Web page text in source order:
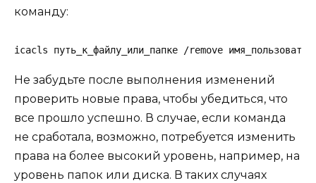
команду:
icacls путь_к_файлу_или_папке /remove
Не забудьте после выполнения изменений
проверить новые права, чтобы убедиться, что
все прошло успешно. В случае, если команда
не сработала, возможно, потребуется изменить
права на более высокий уровень, например, на
уровень папок или диска. В таких случаях